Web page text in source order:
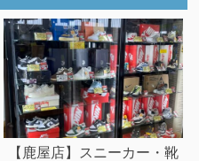
【鹿屋店】スニーカー・靴